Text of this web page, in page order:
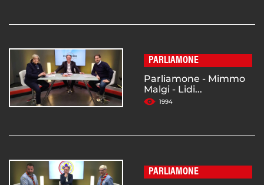
PARLIAMONE
Parliamone - Mimmo
Malgi - Lidi...
1994
PARLIAMONE